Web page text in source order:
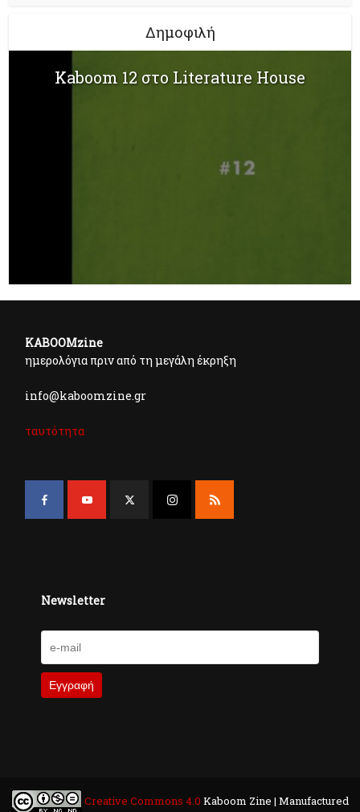
Δημοφιλή
Kaboom 12 στο Literature House
KABOOMzine
ημερολόγια πριν από τη μεγάλη έκρηξη
info@kaboomzine.gr
ταυτότητα
Newsletter
Creative Commons 4.0 Kaboom Zine | Manufactured